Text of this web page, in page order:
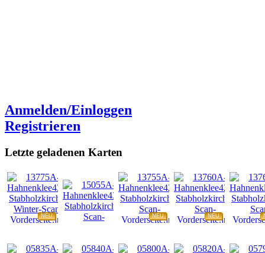
Anmelden/Einloggen
Registrieren
Letzte geladenen Karten
NEU NEU NEU